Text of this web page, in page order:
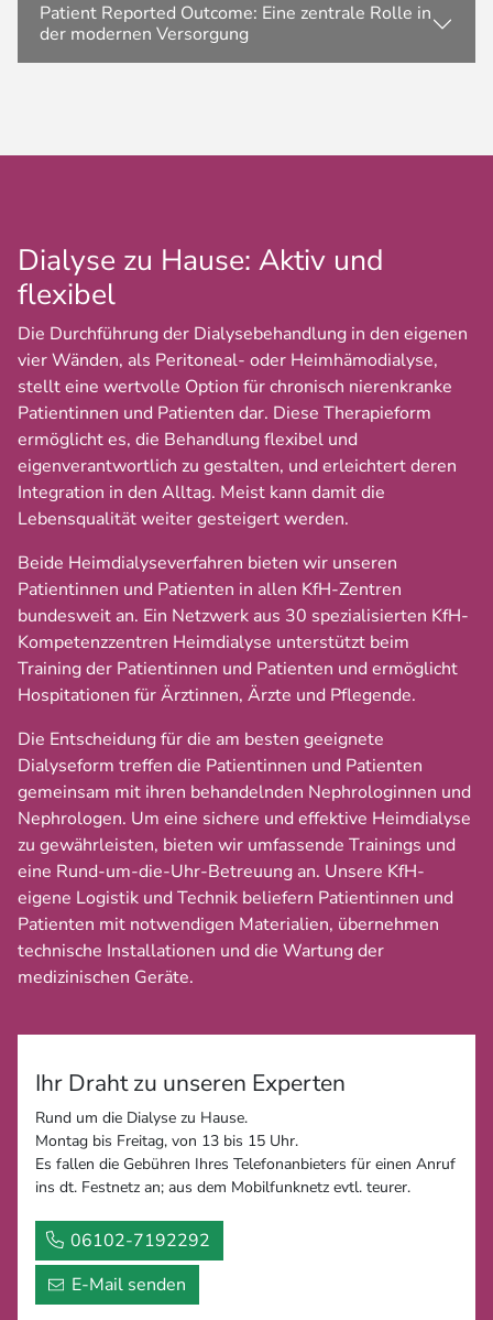
Patient Reported Outcome: Eine zentrale Rolle in
der modernen Versorgung
Dialyse zu Hause: Aktiv und
flexibel
Die Durchführung der Dialysebehandlung in den eigenen
vier Wänden, als Peritoneal- oder Heimhämodialyse,
stellt eine wertvolle Option für chronisch nierenkranke
Patientinnen und Patienten dar. Diese Therapieform
ermöglicht es, die Behandlung flexibel und
eigenverantwortlich zu gestalten, und erleichtert deren
Integration in den Alltag. Meist kann damit die
Lebensqualität weiter gesteigert werden.
Beide Heimdialyseverfahren bieten wir unseren
Patientinnen und Patienten in allen KfH-Zentren
bundesweit an. Ein Netzwerk aus 30 spezialisierten KfH-
Kompetenzzentren Heimdialyse unterstützt beim
Training der Patientinnen und Patienten und ermöglicht
Hospitationen für Ärztinnen, Ärzte und Pflegende.
Die Entscheidung für die am besten geeignete
Dialyseform treffen die Patientinnen und Patienten
gemeinsam mit ihren behandelnden Nephrologinnen und
Nephrologen. Um eine sichere und effektive Heimdialyse
zu gewährleisten, bieten wir umfassende Trainings und
eine Rund-um-die-Uhr-Betreuung an. Unsere KfH-
eigene Logistik und Technik beliefern Patientinnen und
Patienten mit notwendigen Materialien, übernehmen
technische Installationen und die Wartung der
medizinischen Geräte.
Ihr Draht zu unseren Experten
Rund um die Dialyse zu Hause.
Montag bis Freitag, von 13 bis 15 Uhr.
Es fallen die Gebühren Ihres Telefonanbieters für einen Anruf
ins dt. Festnetz an; aus dem Mobilfunknetz evtl. teurer.
06102-7192292
E-Mail senden